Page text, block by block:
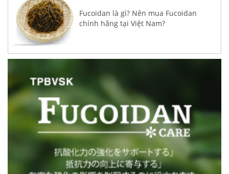
Fucoidan là gì? Nên mua Fucoidan
chính hãng tại Việt Nam?